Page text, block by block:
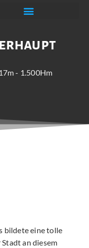
- 1.500Hm
bildete eine tolle
an diesem